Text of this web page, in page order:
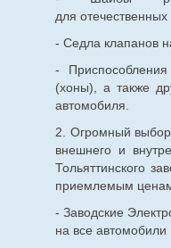
для отечественных
- Седла клапанов
-
(хоны), а также
автомобиля.
2. Огромный выбор
внешнего и
Тольяттинского
приемлемым
- Заводские
на все автомобили